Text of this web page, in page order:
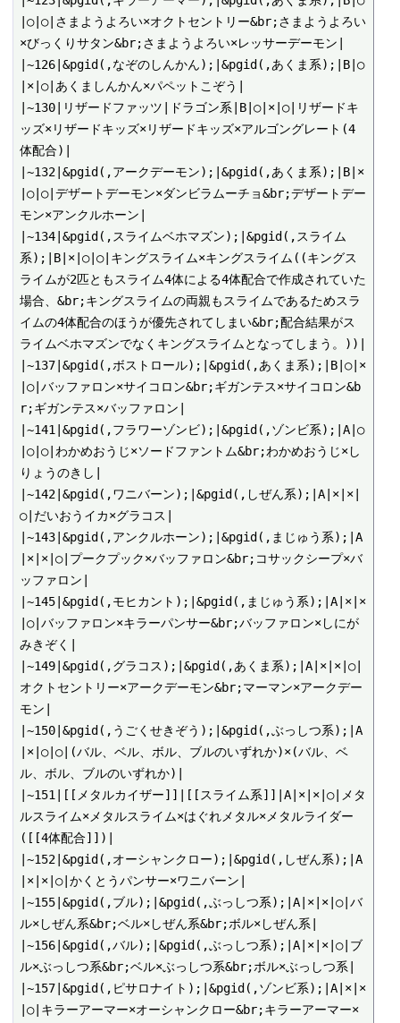
|○|○|さまようよろい×オクトセントリー&br;さまようよろい
×びっくりサタン&br;さまようよろい×レッサーデーモン|
|~126|&pgid(,なぞのしんかん);|&pgid(,あくま系);|B|○
|×|○|あくましんかん×パペットこぞう|
|~130|リザードファッツ|ドラゴン系|B|○|×|○|リザードキ
ッズ×リザードキッズ×リザードキッズ×アルゴングレート(4
体配合)|
|~132|&pgid(,アークデーモン);|&pgid(,あくま系);|B|×
|○|○|デザートデーモン×ダンビラムーチョ&br;デザートデー
モン×アンクルホーン|
|~134|&pgid(,スライムベホマズン);|&pgid(,スライム
系);|B|×|○|○|キングスライム×キングスライム((キングス
ライムが2匹ともスライム4体による4体配合で作成されていた
場合、&br;キングスライムの両親もスライムであるためスラ
イムの4体配合のほうが優先されてしまい&br;配合結果がス
ライムベホマズンでなくキングスライムとなってしまう。))|
|~137|&pgid(,ボストロール);|&pgid(,あくま系);|B|○|×
|○|バッファロン×サイコロン&br;ギガンテス×サイコロン&b
r;ギガンテス×バッファロン|
|~141|&pgid(,フラワーゾンビ);|&pgid(,ゾンビ系);|A|○
|○|○|わかめおうじ×ソードファントム&br;わかめおうじ×し
りょうのきし|
|~142|&pgid(,ワニバーン);|&pgid(,しぜん系);|A|×|×|
○|だいおうイカ×グラコス|
|~143|&pgid(,アンクルホーン);|&pgid(,まじゅう系);|A
|×|×|○|プークプック×バッファロン&br;コサックシープ×バ
ッファロン|
|~145|&pgid(,モヒカント);|&pgid(,まじゅう系);|A|×|×
|○|バッファロン×キラーパンサー&br;バッファロン×しにが
みきぞく|
|~149|&pgid(,グラコス);|&pgid(,あくま系);|A|×|×|○|
オクトセントリー×アークデーモン&br;マーマン×アークデー
モン|
|~150|&pgid(,うごくせきぞう);|&pgid(,ぶっしつ系);|A
|×|○|○|(バル、ベル、ボル、ブルのいずれか)×(バル、ベ
ル、ボル、ブルのいずれか)|
|~151|[[メタルカイザー]]|[[スライム系]]|A|×|×|○|メタ
ルスライム×メタルスライム×はぐれメタル×メタルライダー
([[4体配合]])|
|~152|&pgid(,オーシャンクロー);|&pgid(,しぜん系);|A
|×|×|○|かくとうパンサー×ワニバーン|
|~155|&pgid(,ブル);|&pgid(,ぶっしつ系);|A|×|×|○|バ
ル×しぜん系&br;ベル×しぜん系&br;ボル×しぜん系|
|~156|&pgid(,バル);|&pgid(,ぶっしつ系);|A|×|×|○|ブ
ル×ぶっしつ系&br;ベル×ぶっしつ系&br;ボル×ぶっしつ系|
|~157|&pgid(,ピサロナイト);|&pgid(,ゾンビ系);|A|×|×
|○|キラーアーマー×オーシャンクロー&br;キラーアーマー×